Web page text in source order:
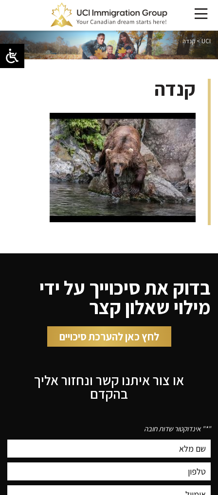
UCI
>קנדה
קנדה
בדוק את סיכוייך על ידי
מילוי שאלון קצר
לחץ כאן להערכת סיכויים
או צור איתנו קשר ונחזור אליך
בהקדם
"
*" אינדוקטור שדות חובה